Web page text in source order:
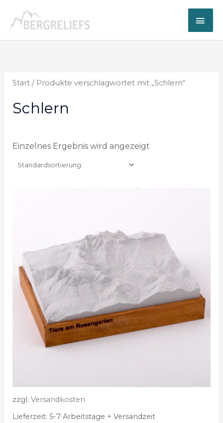
Inhalt
springen
Start/ Produkte verschlagwortet mit „Schlern“
Schlern
Einzelnes Ergebnis wird angezeigt
zzgl. Versandkosten
Lieferzeit: 5-7 Arbeitstage + Versandzeit